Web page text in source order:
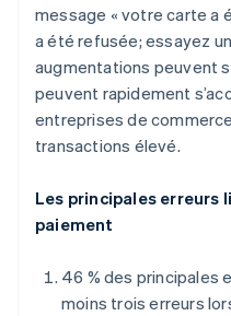
message « votre carte a
a été refusée; essayez
augmentations peuvent
peuvent rapidement
entreprises de
transactions élevé.
Les principales erreurs
paiement
46 % des principales
moins trois erreurs